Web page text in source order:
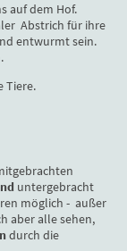
auf dem Hof.
Abstrich für ihre
entwurmt sein.
Tiere.
untergebracht
möglich - außer
aber alle sehen,
durch die